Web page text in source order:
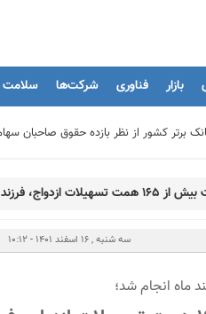
بازار فناوری شرکت‌ها سلامت
برای كمك به مدیریت مالی بنگاه
بهارلو با حمایت بانک سامان
فروش متری مسکن می‌تواند
ازدواج، فرزند و ودیعه مسکن
سه شنبه , 16 اسفند 1401 - 10:12